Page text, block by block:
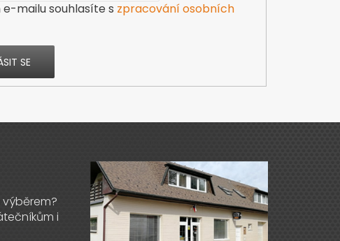
e-mailu souhlasíte s zpracování osobních
SE